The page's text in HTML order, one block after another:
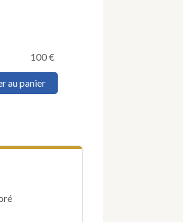
100€
au panier